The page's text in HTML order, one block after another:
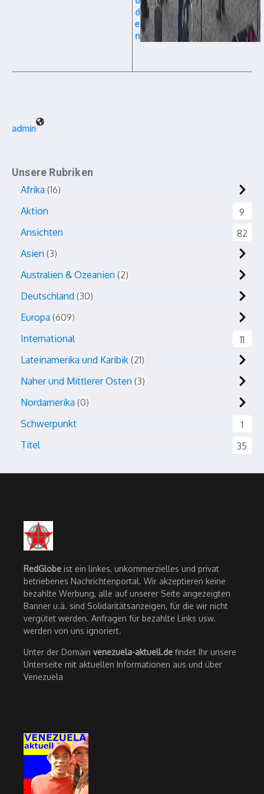
d
e
n
admin
Unsere Rubriken
Afrika 16
Aktion
9
Ansichten
82
Asien 3
Australien & Ozeanien 2
Deutschland 30
Europa 609
International
11
Lateinamerika und Karibik 21
Naher und Mittlerer Osten 3
Nordamerika 0
Schwerpunkt
1
Titel
35
RedGlobe ist ein linkes, unkommerzielles und privat
betriebenes Nachrichtenportal. Wir akzeptieren keine
bezahlte Werbung, alle auf unserer Seite angezeigten
Banner u.ä. sind Solidaritätsanzeigen, für die wir nicht
vergütet werden. Anfragen für bezahlte Links usw.
werden von uns ignoriert.
Unter der Domain venezuela-aktuell.de findet Ihr unsere
Unterseite mit aktuellen Informationen aus und über
Venezuela